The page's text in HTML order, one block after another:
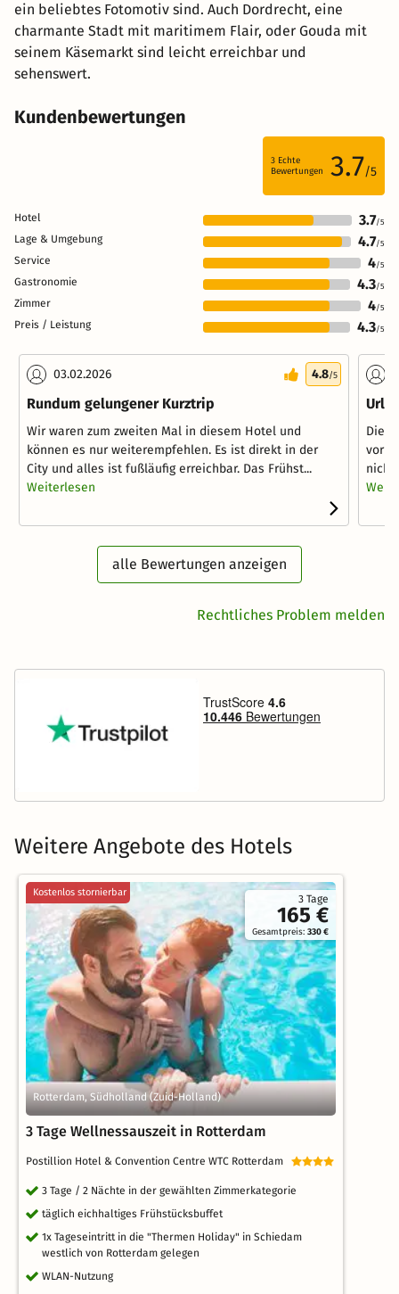
ein beliebtes Fotomotiv sind. Auch Dordrecht, eine
charmante Stadt mit maritimem Flair, oder Gouda mit
seinem Käsemarkt sind leicht erreichbar und
sehenswert.
Kundenbewertungen
3 Echte
Bewertungen
3.7/5
Hotel 3.7/5
Lage & Umgebung 4.7/5
Service 4/5
Gastronomie 4.3/5
Zimmer 4/5
Preis / Leistung 4.3/5
03.02.2026 4.8/5
Rundum gelungener Kurztrip
Wir waren zum zweiten Mal in diesem Hotel und
können es nur weiterempfehlen. Es ist direkt in der
City und alles ist fußläufig erreichbar. Das Frühst...
Weiterlesen
Die
nicht
alle Bewertungen anzeigen
Rechtliches Problem melden
Weitere Angebote des Hotels
3 Tage
165 €
Gesamtpreis:330 €
Kostenlos stornierbar
Rotterdam, Südholland (Zuid-Holland)
3 Tage Wellnessauszeit in Rotterdam
Postillion Hotel & Convention Centre WTC Rotterdam
3 Tage / 2 Nächte in der gewählten Zimmerkategorie
täglich eichhaltiges Frühstücksbuffet
1x Tageseintritt in die "Thermen Holiday" in Schiedam
westlich von Rotterdam gelegen
WLAN-Nutzung